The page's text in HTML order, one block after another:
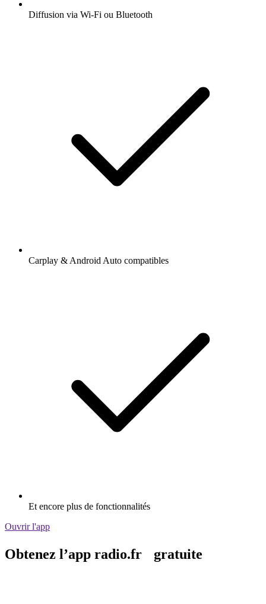
Diffusion via Wi-Fi ou Bluetooth
Carplay & Android Auto compatibles
Et encore plus de fonctionnalités
Ouvrir l'app
Obtenez l’app radio.fr gratuite